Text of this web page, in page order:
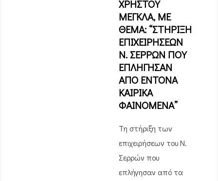
ΧΡΗΣΤΟΥ
ΜΕΓΚΛΑ, ΜΕ
ΘΕΜΑ: “ΣΤΗΡΙΞΗ
ΕΠΙΧΕΙΡΗΣΕΩΝ
Ν. ΣΕΡΡΩΝ ΠΟΥ
ΕΠΛΗΓΗΣΑΝ
ΑΠΟ ΕΝΤΟΝΑ
ΚΑΙΡΙΚΑ
ΦΑΙΝΟΜΕΝΑ”
Τη στήριξη των
επιχειρήσεων του Ν.
Σερρών που
επλήγησαν από τα